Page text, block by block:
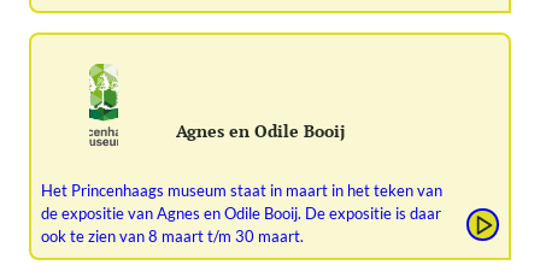
Agnes en Odile Booij
Het Princenhaags museum staat in maart in het teken van
de expositie van Agnes en Odile Booij. De expositie is daar
ook te zien van 8 maart t/m 30 maart.